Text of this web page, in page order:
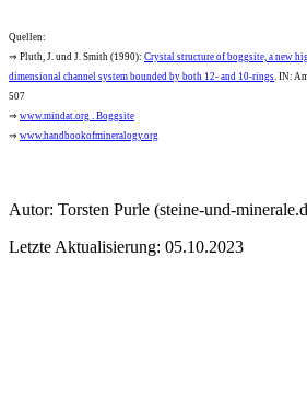
Quellen:
⇒ Pluth, J. und J. Smith (1990): Crystal structure of boggsite, a new
dimensional channel system bounded by both 12- and 10-rings. IN:
507
⇒ www.mindat.org . Boggsite
⇒ www.handbookofmineralogy.org
Autor: Torsten Purle (steine-und-
Letzte Aktualisierung: 05.10.2023